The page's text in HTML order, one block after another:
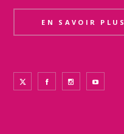
EN SAVOIR PLUS